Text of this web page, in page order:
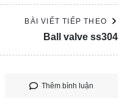
BÀI VIẾT TIẾP THEO
Ball valve ss304
Thêm bình luận